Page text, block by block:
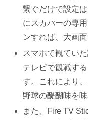
繋ぐだけで設定
にスカパーの専
ンすれば、大画
スマホで観てい
テレビで観戦す
す。これにより
野球の醍醐味を味
また、Fire TV